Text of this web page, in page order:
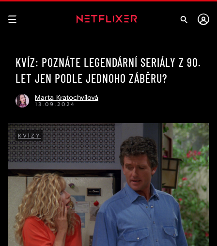
KVÍZ: POZNÁTE LEGENDÁRNÍ SERIÁLY Z 90.
LET JEN PODLE JEDNOHO ZÁBĚRU?
Marta Kratochvílová
13.09.2024
KVÍZY